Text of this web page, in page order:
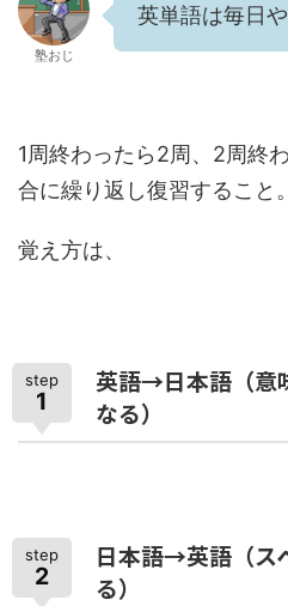
塾おじ
英単語は毎日
1周終わったら2周、2周終
合に繰り返し復習すること。
覚え方は、
step
1
英語→日本語（意
なる）
step
2
日本語→英語（ス
る）